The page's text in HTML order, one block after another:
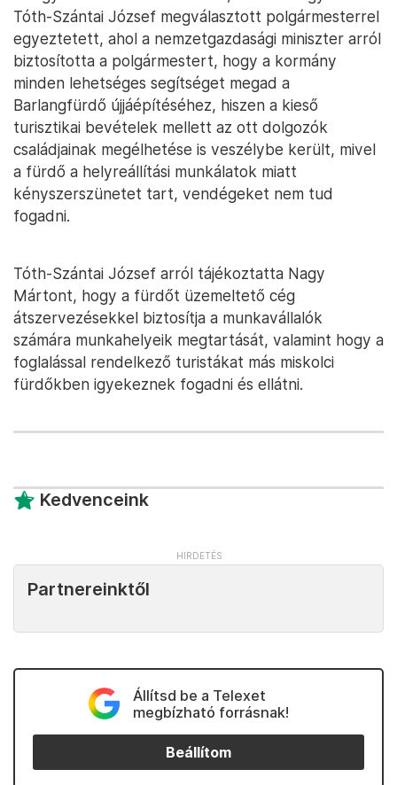
Tóth-Szántai József megválasztott polgármesterrel
egyeztetett, ahol a nemzetgazdasági miniszter arról
biztosította a polgármestert, hogy a kormány
minden lehetséges segítséget megad a
Barlangfürdő újjáépítéséhez, hiszen a kieső
turisztikai bevételek mellett az ott dolgozók
családjainak megélhetése is veszélybe került, mivel
a fürdő a helyreállítási munkálatok miatt
kényszerszünetet tart, vendégeket nem tud
fogadni.
Tóth-Szántai József arról tájékoztatta Nagy
Mártont, hogy a fürdőt üzemeltető cég
átszervezésekkel biztosítja a munkavállalók
számára munkahelyeik megtartását, valamint hogy a
foglalással rendelkező turistákat más miskolci
fürdőkben igyekeznek fogadni és ellátni.
Kedvenceink
Partnereinktől
Állítsd be a Telexet
megbízható forrásnak!
Beállítom